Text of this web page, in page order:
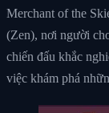
Merchant of the
(Zen), nơi người
chiến đấu khắc
việc khám phá